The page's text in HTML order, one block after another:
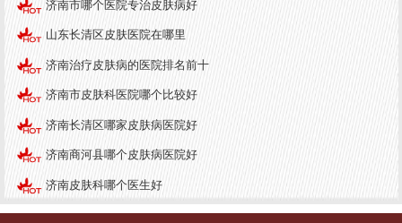
就医过程。
来院方式
为了方便患者就医，济南中研皮肤病医院
提供多种
来院方式。患者可通过官方网站进行在线预约，选
择合适的就诊时间，避免长时间排队等候。同时，
医院设有多个交通便利的就诊点，方便患者前往。
济南市哪个医院专治皮肤病好
山东长清区皮肤医院在哪里
济南治疗皮肤病的医院排名前十
济南市皮肤科医院哪个比较好
济南长清区哪家皮肤病医院好
济南商河县哪个皮肤病医院好
济南皮肤科哪个医生好